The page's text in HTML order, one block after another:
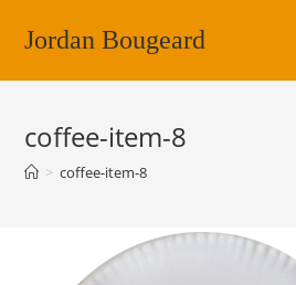
Jordan Bougeard
coffee-item-8
> coffee-item-8